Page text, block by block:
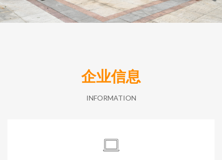
企业信息
INFORMATION